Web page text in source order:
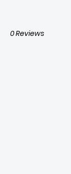
0 Reviews